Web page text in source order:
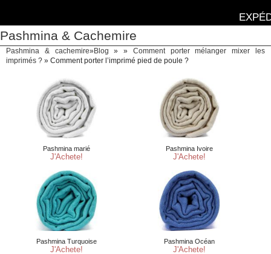
Pashmina & Cachemire
Pashmina & cachemire»Blog » » Comment porter mélanger mixer les
imprimés ? » Comment porter l’imprimé pied de poule ?